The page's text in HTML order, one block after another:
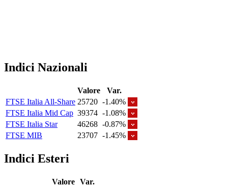
Indici Nazionali
Valore
Var.
FTSE Italia All-Share 25720 -1.40%
FTSE Italia Mid Cap 39374 -1.08%
FTSE Italia Star
46268 -0.87%
FTSE MIB
23707 -1.45%
Indici Esteri
Valore Var.